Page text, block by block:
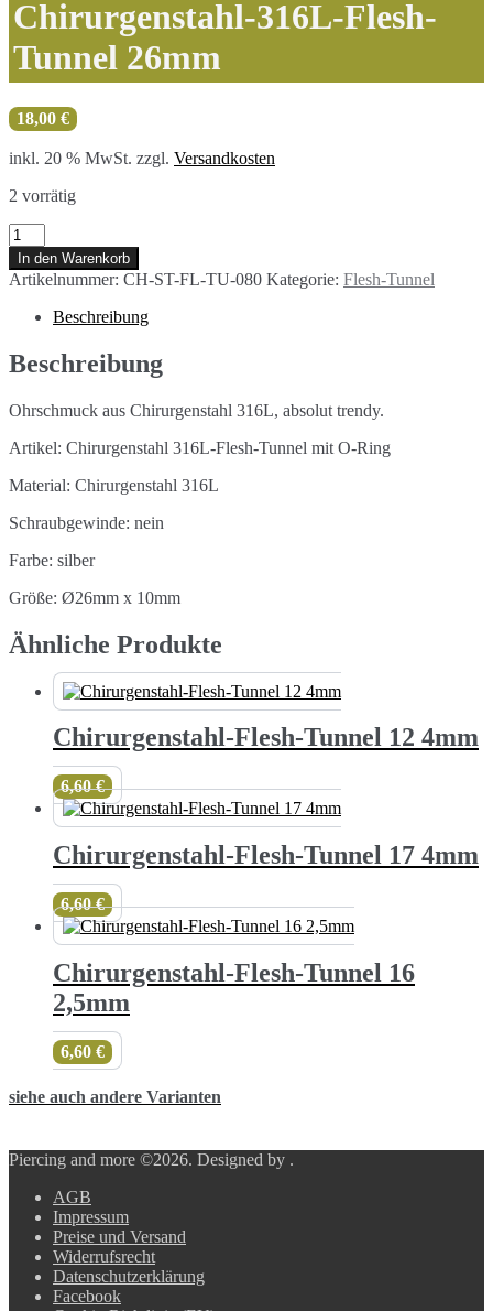
Chirurgenstahl-316L-Flesh-
Tunnel 26mm
18,00 €
inkl. 20 % MwSt. zzgl. Versandkosten
2 vorrätig
Chirurgenstahl-
316L-
Flesh-
Tunnel
26mm
Menge
In den Warenkorb
Artikelnummer: CH-ST-FL-TU-080 Kategorie: Flesh-Tunnel
Beschreibung
Beschreibung
Ohrschmuck aus Chirurgenstahl 316L, absolut trendy.
Artikel: Chirurgenstahl 316L-Flesh-Tunnel mit O-Ring
Material: Chirurgenstahl 316L
Schraubgewinde: nein
Farbe: silber
Größe: Ø26mm x 10mm
Ähnliche Produkte
Chirurgenstahl-Flesh-Tunnel 12 4mm
6,60€
Chirurgenstahl-Flesh-Tunnel 17 4mm
6,60€
Chirurgenstahl-Flesh-Tunnel 16
2,5mm
6,60 €
siehe auch andere Varianten
Piercing and more ©2026. Designed by .
AGB
Impressum
Preise und Versand
Widerrufsrecht
Datenschutzerklärung
Facebook